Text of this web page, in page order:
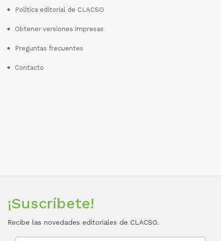
Política editorial de CLACSO
Obtener versiones impresas
Preguntas frecuentes
Contacto
¡Suscríbete!
Recibe las novedades editoriales de CLACSO.